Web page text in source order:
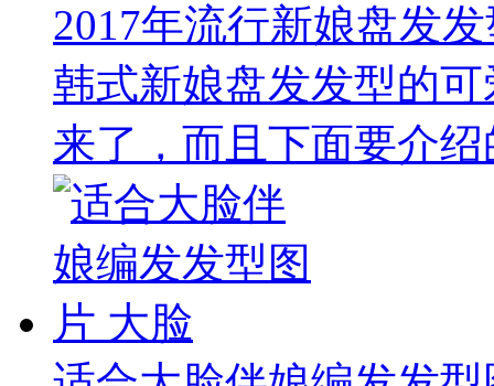
2017年流行新娘盘发
韩式新娘盘发发型的
来了，而且下面要介